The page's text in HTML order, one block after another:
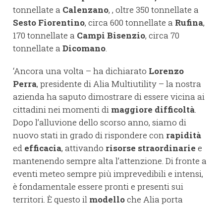
tonnellate a Calenzano, , oltre 350 tonnellate a
Sesto Fiorentino, circa 600 tonnellate a Rufina,
170 tonnellate a Campi Bisenzio, circa 70
tonnellate a Dicomano.
‘Ancora una volta – ha dichiarato Lorenzo
Perra, presidente di Alia Multiutility – la nostra
azienda ha saputo dimostrare di essere vicina ai
cittadini nei momenti di maggiore difficoltà.
Dopo l’alluvione dello scorso anno, siamo di
nuovo stati in grado di rispondere con rapidità
ed efficacia, attivando risorse straordinarie e
mantenendo sempre alta l’attenzione. Di fronte a
eventi meteo sempre più imprevedibili e intensi,
è fondamentale essere pronti e presenti sui
territori. È questo il modelloche Alia porta